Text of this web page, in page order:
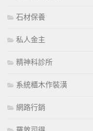
石材保養
私人金主
精神科診所
系統櫃木作裝潢
網路行銷